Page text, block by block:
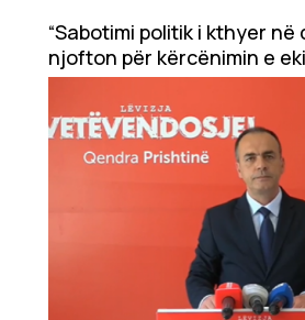
“Sabotimi politik i kthyer në
njofton për kërcënimin e
mbledhjen e mbeturinave